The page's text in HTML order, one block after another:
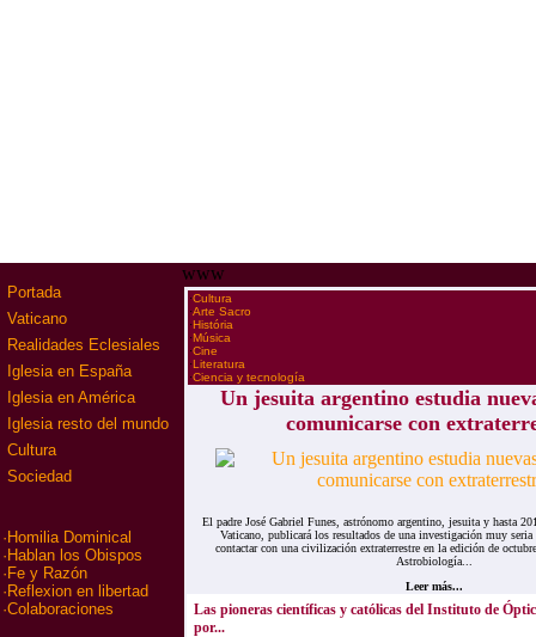
Portada
Vaticano
Realidades Eclesiales
Iglesia en España
Iglesia en América
Iglesia resto del mundo
Cultura
Sociedad
· Homilia Dominical
· Hablan los Obispos
· Fe y Razón
· Reflexion en libertad
·Colaboraciones
www
·Cultura
·Arte Sacro
·História
·Música
·Cine
·Literatura
·Ciencia y tecnología
Un jesuita argentino estudia
comunicarse con
El padre José Gabriel Funes, astrónomo argentino, jesuita y hasta
Vaticano, publicará los resultados de una investigación muy
contactar con una civilización extraterrestre en la edición de
Astrobiología...
Leer más...
Las pioneras científicas y católicas del Instituto de
por...